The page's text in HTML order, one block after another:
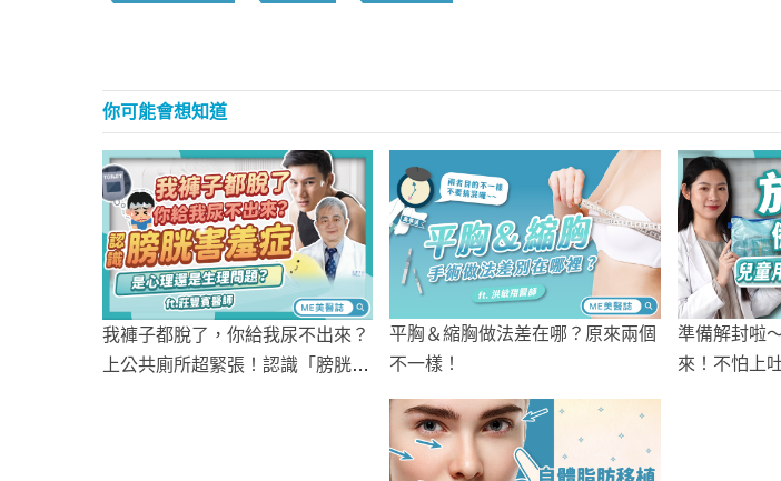
你可能會想知道
我褲子都脫了，你給我尿不出來？
上公共廁所超緊張！認識「膀胱害
平胸＆縮胸做法差在哪？原來兩個
不一樣！
準備解封啦
來！不怕上